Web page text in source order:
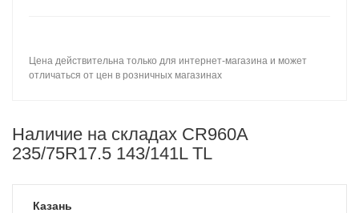
Цена действительна только для интернет-магазина и может
отличаться от цен в розничных магазинах
Наличие на складах CR960A
235/75R17.5 143/141L TL
Казань